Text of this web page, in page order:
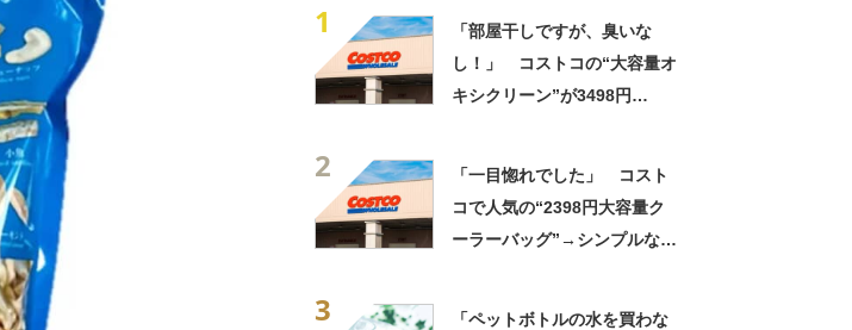
1
「部屋干しですが、臭いな
し！」 コストコの“大容量オ
キシクリーン”が3498円
2
「一目惚れでした」 コスト
コで人気の“2398円大容量ク
ーラーバッグ”→シンプルなデ
3
「ペットボトルの水を買わな